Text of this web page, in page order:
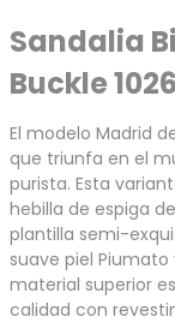
Sandalia
Buckle
El modelo Madrid
que triunfa en el
purista. Esta
hebilla de espiga
plantilla semi-
suave piel
material superior
calidad con